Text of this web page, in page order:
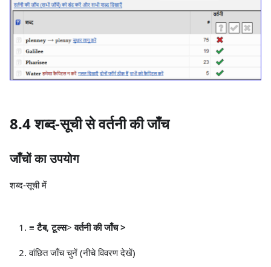
8.4 शब्द-सूची से वर्तनी की जाँच
जाँचों का उपयोग
शब्द-सूची में
≡ टैब,टूल्स>वर्तनी की जाँच >
वांछित जाँच चुनें (नीचे विवरण देखें)